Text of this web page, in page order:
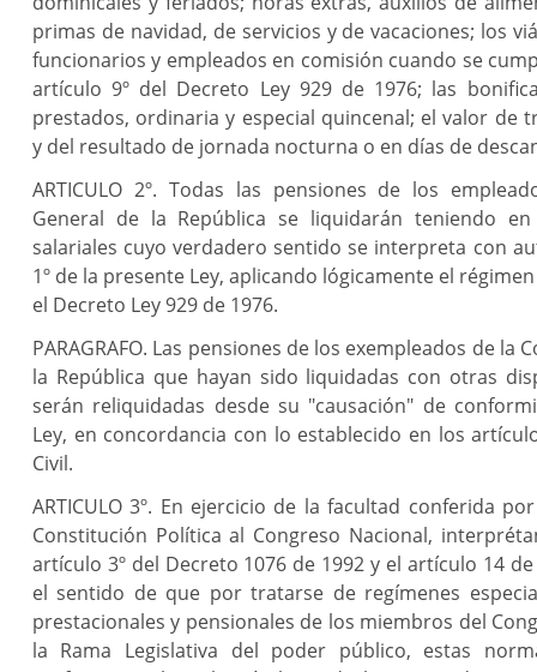
primas de navidad, de servicios y de vacaciones; los
funcionarios y empleados en comisión cuando se
artículo 9º del Decreto Ley 929 de 1976; las
prestados, ordinaria y especial quincenal; el valor de
y del resultado de jornada nocturna o en días de
ARTICULO 2º. Todas las pensiones de los
General de la República se liquidarán teniendo
salariales cuyo verdadero sentido se interpreta con
1º de la presente Ley, aplicando lógicamente el
el Decreto Ley 929 de 1976.
PARAGRAFO. Las pensiones de los exempleados de la
la República que hayan sido liquidadas con otras
serán reliquidadas desde su "causación" de
Ley, en concordancia con lo establecido en los
Civil.
ARTICULO 3º. En ejercicio de la facultad conferida
Constitución Política al Congreso Nacional,
artículo 3º del Decreto 1076 de 1992 y el artículo 14
el sentido de que por tratarse de regímenes
prestacionales y pensionales de los miembros del
la Rama Legislativa del poder público, estas